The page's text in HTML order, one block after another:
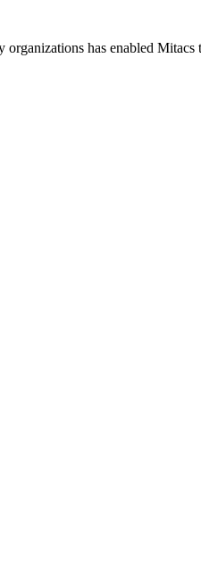
has enabled